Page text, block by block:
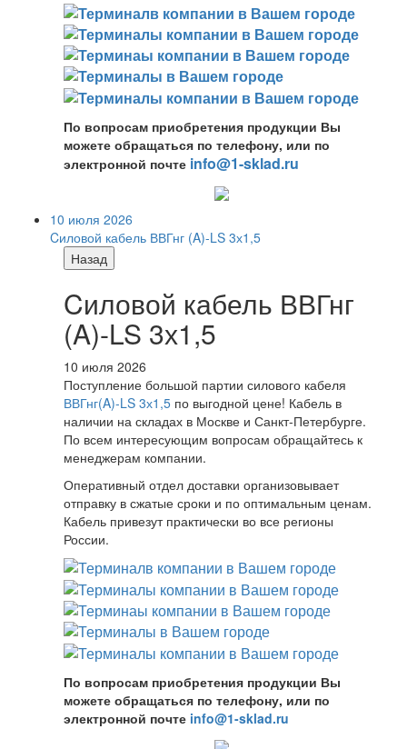
По вопросам приобретения продукции Вы
можете обращаться по телефону, или по
электронной почте info@1-sklad.ru
10 июля 2026
Cиловой кабель ВВГнг (A)-LS 3х1,5
Назад
Cиловой кабель ВВГнг
(A)-LS 3х1,5
10 июля 2026
Поступление большой партии силового кабеля
ВВГнг(A)-LS 3х1,5 по выгодной цене! Кабель в
наличии на складах в Москве и Санкт-Петербурге.
По всем интересующим вопросам обращайтесь к
менеджерам компании.
Оперативный отдел доставки организовывает
отправку в сжатые сроки и по оптимальным ценам.
Кабель привезут практически во все регионы
России.
По вопросам приобретения продукции Вы
можете обращаться по телефону, или по
электронной почте info@1-sklad.ru